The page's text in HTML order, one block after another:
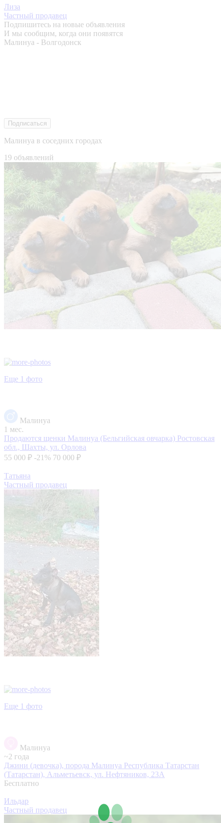
Лиза
Частный продавец
Подпишитесь на новые объявления
И мы сообщим, когда они появятся
Малинуа - Волгодонск
Подписаться
Малинуа в соседних городах
19 объявлений
Еще 1 фото
Малинуа
1 мес.
Продаются щенки Малинуа (Бельгийская овчарка) Ростовская
обл., Шахты, ул. Орлова
55 000 ₽ -21% 70 000 ₽
Татьяна
Частный продавец
Еще 1 фото
Малинуа
~2 года
Джини (девочка), порода Малинуа Республика Татарстан
(Татарстан), Альметьевск, ул. Нефтяников, 23А
Бесплатно
Ильдар
Частный продавец